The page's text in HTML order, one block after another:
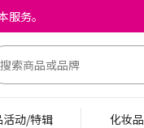
服务。
活动/特辑 化妆品